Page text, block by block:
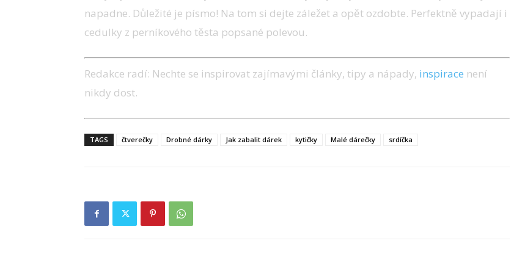
napadne. Důležité je písmo! Na tom si dejte záležet a opět ozdobte. Perfektně vypadají i
cedulky z perníkového těsta popsané polevou.
Redakce radí: Nechte se inspirovat zajímavými články, tipy a nápady, inspirace není
nikdy dost.
TAGS čtverečky Drobné dárky Jak zabalit dárek kytičky Malé dárečky srdíčka